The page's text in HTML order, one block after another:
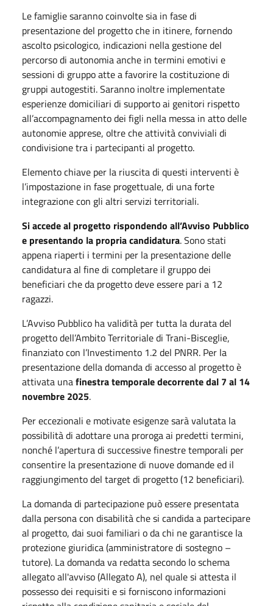
Le famiglie saranno coinvolte sia in fase di
presentazione del progetto che in itinere, fornendo
ascolto psicologico, indicazioni nella gestione del
percorso di autonomia anche in termini emotivi e
sessioni di gruppo atte a favorire la costituzione di
gruppi autogestiti. Saranno inoltre implementate
esperienze domiciliari di supporto ai genitori rispetto
all’accompagnamento dei figli nella messa in atto delle
autonomie apprese, oltre che attività conviviali di
condivisione tra i partecipanti al progetto.
Elemento chiave per la riuscita di questi interventi è
l’impostazione in fase progettuale, di una forte
integrazione con gli altri servizi territoriali.
Si accede al progetto rispondendo all’Avviso Pubblico
e presentando la propria candidatura. Sono stati
appena riaperti i termini per la presentazione delle
candidatura al fine di completare il gruppo dei
beneficiari che da progetto deve essere pari a 12
ragazzi.
L’Avviso Pubblico ha validità per tutta la durata del
progetto dell’Ambito Territoriale di Trani-Bisceglie,
finanziato con l’Investimento 1.2 del PNRR. Per la
presentazione della domanda di accesso al progetto è
attivata unafinestra temporale decorrente dal 7 al 14
novembre 2025.
Per eccezionali e motivate esigenze sarà valutata la
possibilità di adottare una proroga ai predetti termini,
nonché l’apertura di successive finestre temporali per
consentire la presentazione di nuove domande ed il
raggiungimento del target di progetto (12 beneficiari).
La domanda di partecipazione può essere presentata
dalla persona con disabilità che si candida a partecipare
al progetto, dai suoi familiari o da chi ne garantisce la
protezione giuridica (amministratore di sostegno –
tutore). La domanda va redatta secondo lo schema
allegato all'avviso (Allegato A), nel quale si attesta il
possesso dei requisiti e si forniscono informazioni